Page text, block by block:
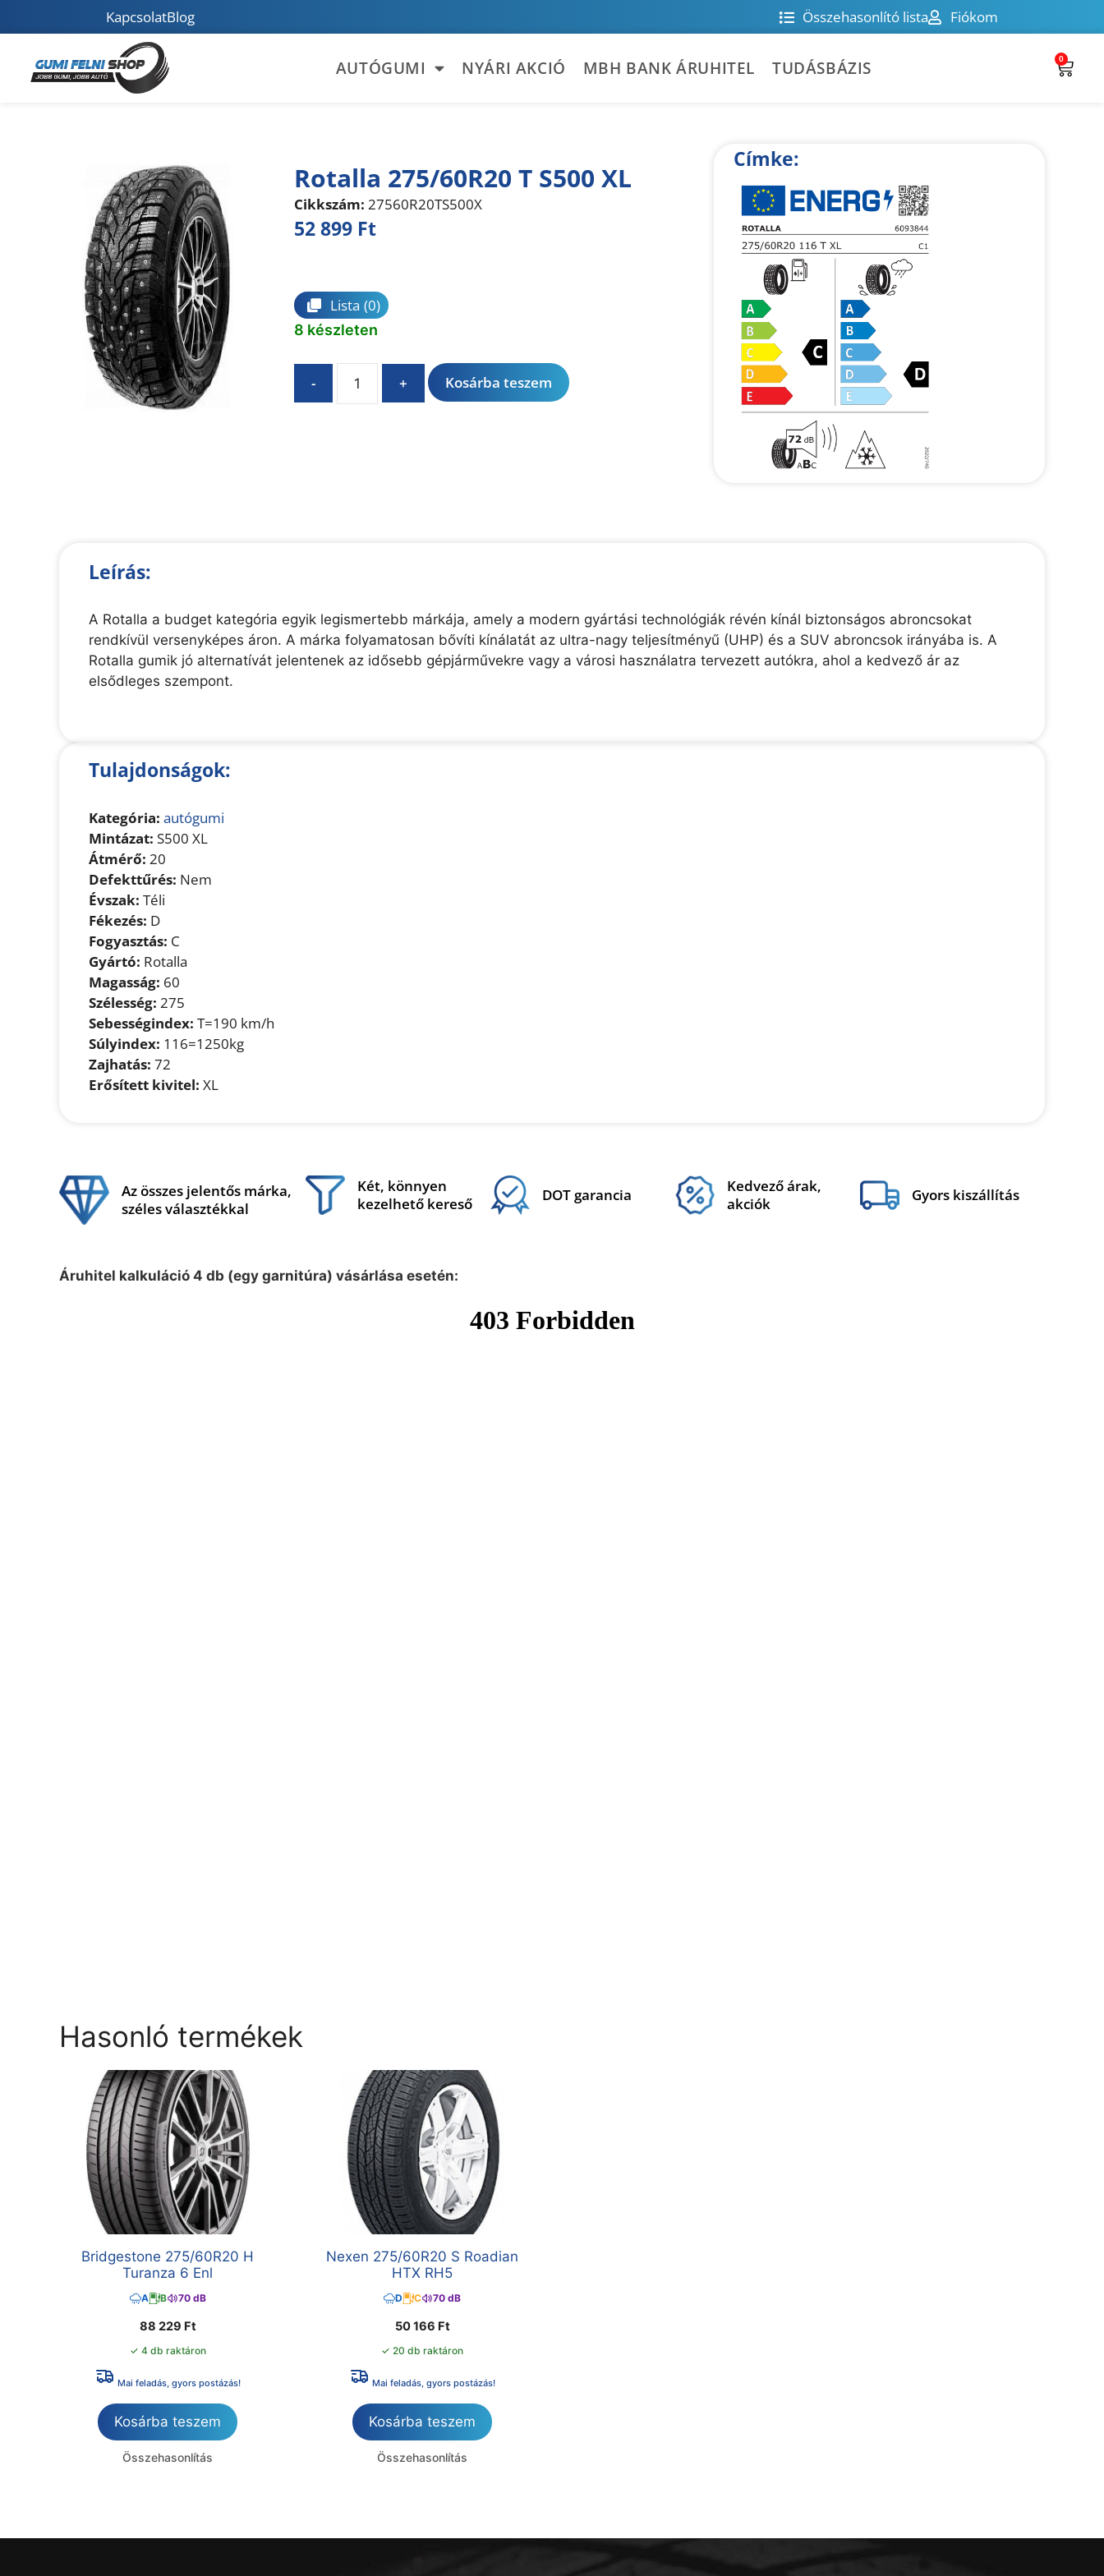
KapcsolatBlog Összehasonlító lista Fiókom
AUTÓGUMI NYÁRI AKCIÓ MBH BANK ÁRUHITEL TUDÁSBÁZIS 0
Rotalla 275/60R20 T S500 XL
Cikkszám: 27560R20TS500X
52 899 Ft
Lista (0)
8 készleten
- + Kosárba teszem
Címke:
Leírás:
A Rotalla a budget kategória egyik legismertebb márkája, amely a modern gyártási technológiák révén kínál biztonságos abroncsokat
rendkívül versenyképes áron. A márka folyamatosan bővíti kínálatát az ultra-nagy teljesítményű (UHP) és a SUV abroncsok irányába is. A
Rotalla gumik jó alternatívát jelentenek az idősebb gépjárművekre vagy a városi használatra tervezett autókra, ahol a kedvező ár az
elsődleges szempont.
Tulajdonságok:
Kategória: autógumi
Mintázat: S500 XL
Átmérő: 20
Defekttűrés: Nem
Évszak: Téli
Fékezés: D
Fogyasztás: C
Gyártó: Rotalla
Magasság: 60
Szélesség: 275
Sebességindex: T=190 km/h
Súlyindex: 116=1250kg
Zajhatás: 72
Erősített kivitel: XL
Az összes jelentős márka,
széles választékkal
Két, könnyen
kezelhető kereső
DOT garancia
Kedvező árak,
akciók
Gyors kiszállítás
Áruhitel kalkuláció 4 db (egy garnitúra) vásárlása esetén:
Hasonló termékek
Bridgestone 275/60R20 H
Turanza 6 Enl
A B 70 dB
88 229 Ft
✓ 4 db raktáron
Mai feladás, gyors postázás!
Kosárba teszem
Összehasonlítás
Nexen 275/60R20 S Roadian
HTX RH5
D C 70 dB
50 166 Ft
✓ 20 db raktáron
Mai feladás, gyors postázás!
Kosárba teszem
Összehasonlítás